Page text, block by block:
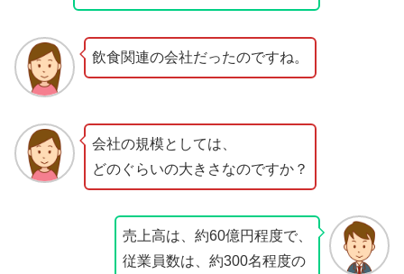
飲食関連の会社だったのですね。
会社の規模としては、
どのぐらいの大きさなのですか？
売上高は、約60億円程度で、
従業員数は、約300名程度の